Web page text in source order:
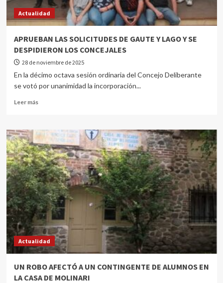
Actualidad
APRUEBAN LAS SOLICITUDES DE GAUTE Y LAGO Y SE
DESPIDIERON LOS CONCEJALES
28 de noviembre de 2025
En la décimo octava sesión ordinaria del Concejo Deliberante
se votó por unanimidad la incorporación...
Leer más
Actualidad
UN ROBO AFECTÓ A UN CONTINGENTE DE ALUMNOS EN
LA CASA DE MOLINARI